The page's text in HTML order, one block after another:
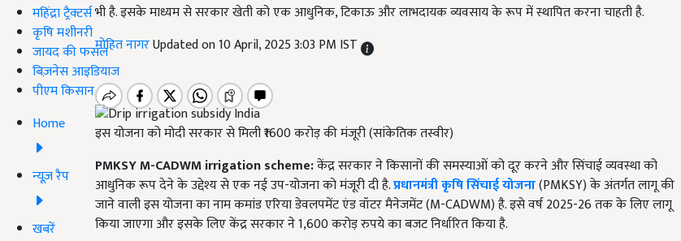
महिंद्रा ट्रैक्टर्स
कृषि मशीनरी
जायद की फसल
बिज़नेस आइडियाज
पीएम किसान
Home
न्यूज़ रैप
खबरें
भी है. इसके माध्यम से सरकार खेती को एक आधुनिक, टिकाऊ और लाभदायक व्यवसाय के रूप में स्थापित करना चाहती है.
मोहित नागरUpdated on 10 April, 2025 3:03 PM IST
इस योजना को मोदी सरकार से मिली ₹1600 करोड़ की मंजूरी (सांकेतिक तस्वीर)
PMKSY M-CADWM irrigation scheme:केंद्र सरकार ने किसानों की समस्याओं को दूर करने और सिंचाई व्यवस्था को
आधुनिक रूप देने के उद्देश्य से एक नई उप-योजना को मंजूरी दी है.प्रधानमंत्री कृषि सिंचाई योजना(PMKSY) के अंतर्गत लागू की
जाने वाली इस योजना का नाम कमांड एरिया डेवलपमेंट एंड वॉटर मैनेजमेंट (M-CADWM) है. इसे वर्ष 2025-26 तक के लिए लागू
किया जाएगा और इसके लिए केंद्र सरकार ने 1,600 करोड़ रुपये का बजट निर्धारित किया है.